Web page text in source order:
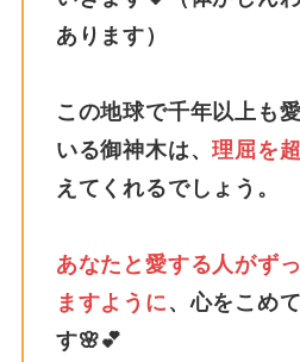
あります）
この地球で千年以上も
いる御神木は、理屈を
えてくれるでしょう。
あなたと愛する人がず
ますように 、心をこめ
す🌸💕